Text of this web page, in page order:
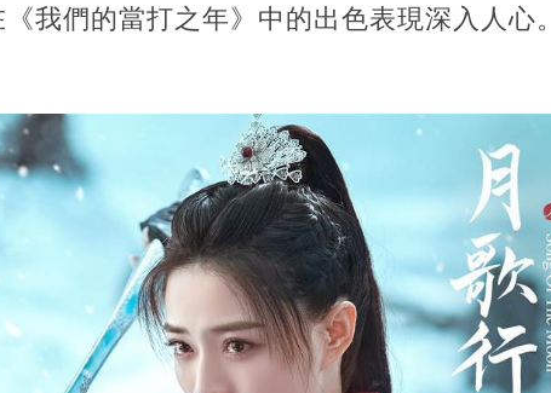
我們的當打之年》中的出色表現深入人心。